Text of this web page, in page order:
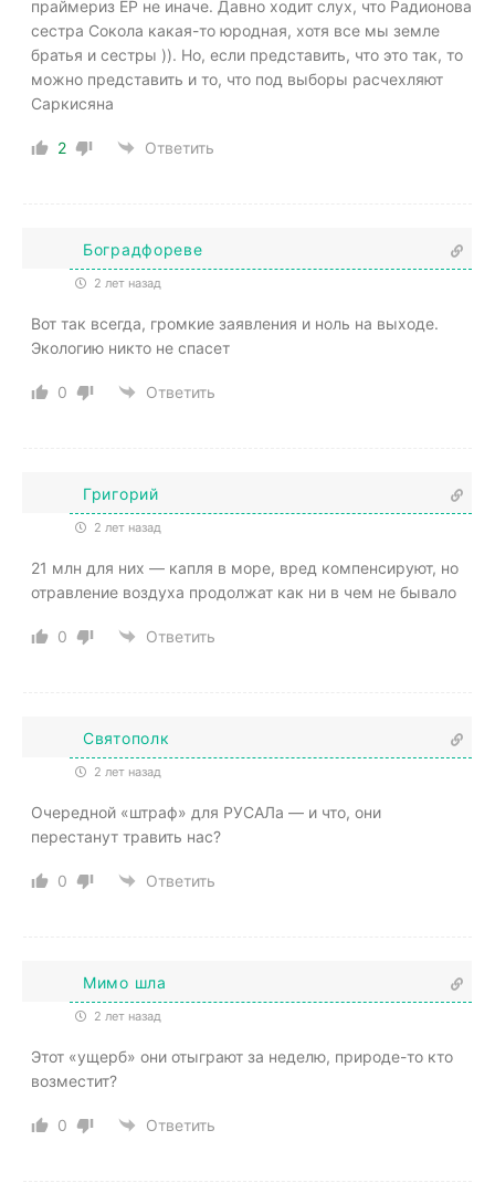
праймериз ЕР не иначе. Давно ходит слух, что Радионова
сестра Сокола какая-то юродная, хотя все мы земле
братья и сестры )). Но, если представить, что это так, то
можно представить и то, что под выборы расчехляют
Саркисяна
2 Ответить
Боградфореве
2 лет назад
Вот так всегда, громкие заявления и ноль на выходе.
Экологию никто не спасет
0 Ответить
Григорий
2 лет назад
21 млн для них — капля в море, вред компенсируют, но
отравление воздуха продолжат как ни в чем не бывало
0 Ответить
Святополк
2 лет назад
Очередной «штраф» для РУСАЛа — и что, они
перестанут травить нас?
0 Ответить
Мимо шла
2 лет назад
Этот «ущерб» они отыграют за неделю, природе-то кто
возместит?
0 Ответить